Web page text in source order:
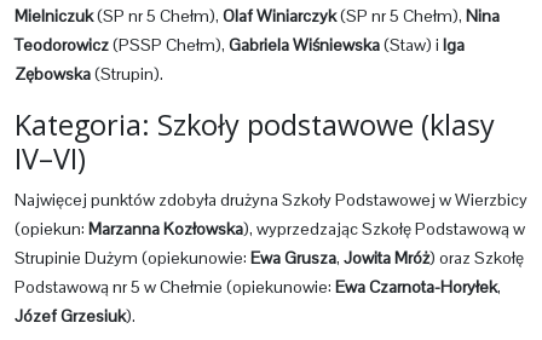
Mielniczuk(SP nr 5 Chełm), Olaf Winiarczyk(SP nr 5 Chełm), Nina
Teodorowicz(PSSP Chełm), Gabriela Wiśniewska(Staw) i Iga
Zębowska(Strupin).
Kategoria: Szkoły podstawowe (klasy
IV–VI)
Najwięcej punktów zdobyła drużyna Szkoły Podstawowej w Wierzbicy
(opiekun: Marzanna Kozłowska), wyprzedzając Szkołę Podstawową w
Strupinie Dużym (opiekunowie: Ewa Grusza, Jowita Mróż) oraz Szkołę
Podstawową nr 5 w Chełmie (opiekunowie: Ewa Czarnota-Horyłek,
Józef Grzesiuk).